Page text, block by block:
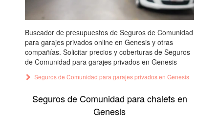
Buscador de presupuestos de Seguros de Comunidad
para garajes privados online en Genesis y otras
compañías. Solicitar precios y coberturas de Seguros
de Comunidad para garajes privados en Genesis
Seguros de Comunidad para garajes privados en Genesis
Seguros de Comunidad para chalets en
Genesis